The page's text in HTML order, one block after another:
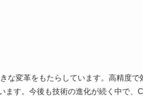
な変革をもたらしています。高精度で
ます。今後も技術の進化が続く中で、